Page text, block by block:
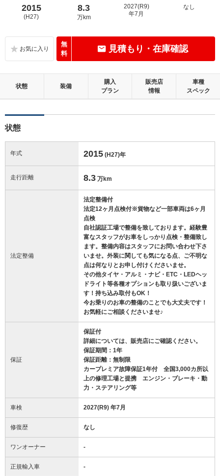
2015
(H27)
8.3
万km
2027(R9)
年7月
なし
無
料
見積もり・在庫確認
状態 装備
購入
プラン
販売店
情報
車種
スペック
状態
年式 2015 (H27)年
走行距離 8.3 万km
法定整備
法定整備付
法定12ヶ月点検付※貨物など一部車両は6ヶ月
点検
自社認証工場で整備を致しております。経験豊
富なスタッフがお車をしっかり点検・整備致し
ます。整備内容はスタッフにお問い合わせ下さ
いませ。外装に関しても気になる点、ご不明な
点は何なりとお申し付けくださいませ。
その他タイヤ・アルミ・ナビ・ETC・LEDヘッ
ドライト等各種オプションも取り扱いございま
す！持ち込み取付もOK！
今お乗りのお車の整備のことでも大丈夫です！
お気軽にご相談くださいませ♪
保証
保証付
詳細については、販売店にご確認ください。
保証期間：1年
保証距離：無制限
カープレミア故障保証1年付 全国3,000カ所以
上の修理工場と提携 エンジン・ブレーキ・動
力・ステアリング等
車検 2027(R9) 年7月
修復歴 なし
ワンオーナー -
正規輸入車 -